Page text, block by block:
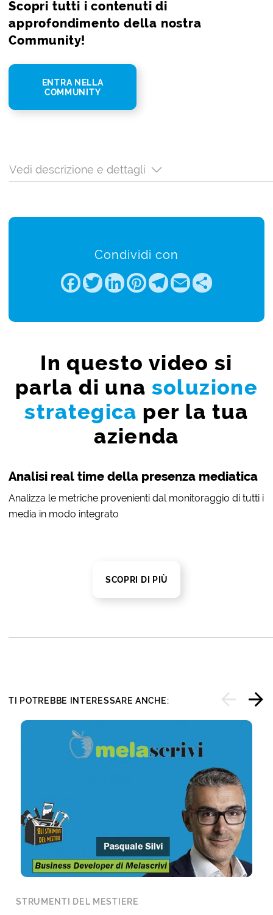
Scopri tutti i contenuti di
approfondimento della nostra
Community!
ENTRA NELLA
COMMUNITY
Vedi descrizione e dettagli
Condividi con
Facebook
TwitterLinkedIn
Pinterest
Telegram
EmailShare
In questo video si
parla di una soluzione
strategica per la tua
azienda
Analisi real time della presenza mediatica
Analizza le metriche provenienti dal monitoraggio di tutti i
media in modo integrato
SCOPRI DI PIÙ
TI POTREBBE INTERESSARE ANCHE:
STRUMENTI DEL MESTIERE